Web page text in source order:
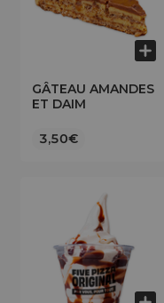
GÂTEAU AMANDES
ET DAIM
3,50€